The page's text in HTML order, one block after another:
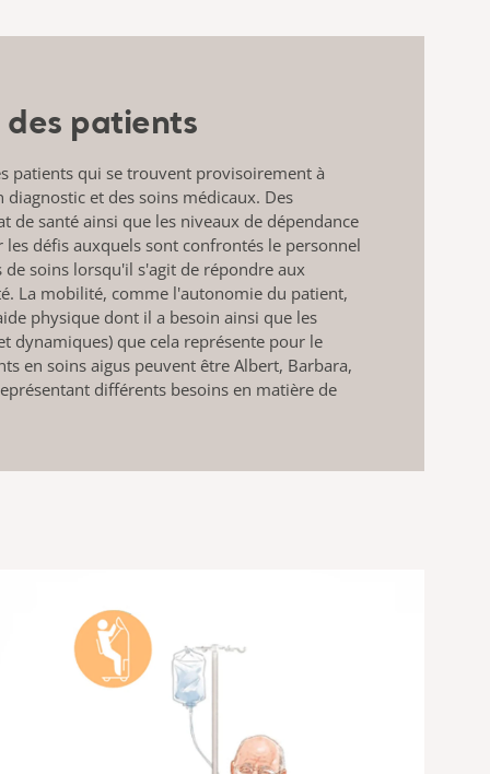
patients
patients qui se trouvent provisoirement à
et des soins médicaux. Des
de santé ainsi que les niveaux de dépendance
défis auxquels sont confrontés le personnel
soins lorsqu'il s'agit de répondre aux
La mobilité, comme l'autonomie du patient,
physique dont il a besoin ainsi que les
dynamiques) que cela représente pour le
en soins aigus peuvent être Albert, Barbara,
différents besoins en matière de